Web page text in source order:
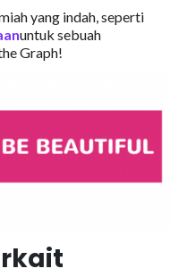
yang indah, seperti
untuk sebuah
Graph!